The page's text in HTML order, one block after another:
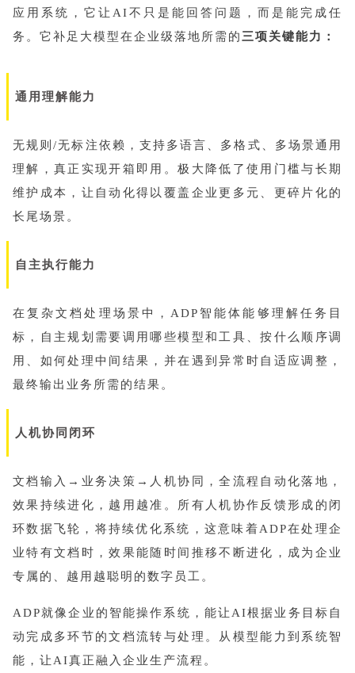
应用系统，它让AI不只是能回答问题，而是能完成任
务。它补足大模型在企业级落地所需的三项关键能力：
通用理解能力
无规则/无标注依赖，支持多语言、多格式、多场景通用
理解，真正实现开箱即用。极大降低了使用门槛与长期
维护成本，让自动化得以覆盖企业更多元、更碎片化的
长尾场景。
自主执行能力
在复杂文档处理场景中，ADP智能体能够理解任务目
标，自主规划需要调用哪些模型和工具、按什么顺序调
用、如何处理中间结果，并在遇到异常时自适应调整，
最终输出业务所需的结果。
人机协同闭环
文档输入→业务决策→人机协同，全流程自动化落地，
效果持续进化，越用越准。所有人机协作反馈形成的闭
环数据飞轮，将持续优化系统，这意味着ADP在处理企
业特有文档时，效果能随时间推移不断进化，成为企业
专属的、越用越聪明的数字员工。
ADP就像企业的智能操作系统，能让AI根据业务目标自
动完成多环节的文档流转与处理。从模型能力到系统智
能，让AI真正融入企业生产流程。